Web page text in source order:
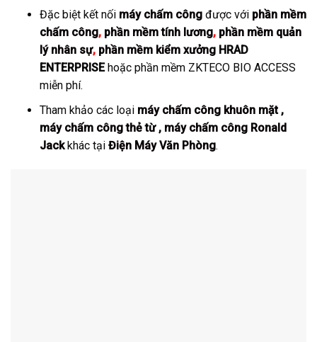
Đặc biệt kết nối máy chấm côngđược với phần mềm
chấm công, phần mềm tính lương, phần mềm quản
lý nhân sự, phần mềm kiểm xưởng HRAD
ENTERPRISEhoặc phần mềm ZKTECO BIO ACCESS
miễn phí.
Tham khảo các loại máy chấm công khuôn mặt,
máy chấm công thẻ từ, máy chấm công Ronald
Jack khác tại Điện Máy Văn Phòng.